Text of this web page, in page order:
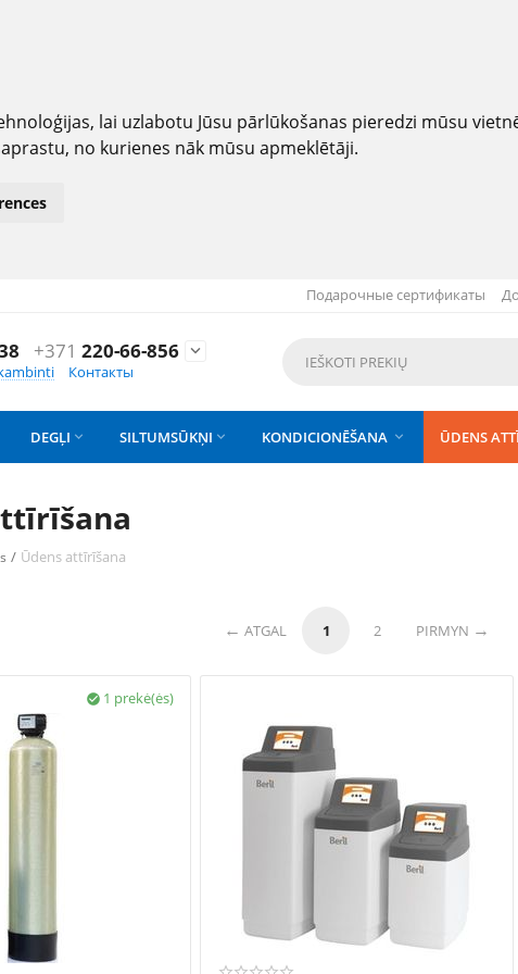
lai uzlabotu Jūsu pārlūkošanas pieredzi mūsu
no kurienes nāk mūsu apmeklētāji.
Подарочные сертификаты
+371 220-66-856

Контакты
DEGĻI  SILTUMSŪKŅI  KONDICIONĒŠANA  ŪDENS
/ Ūdens attīrīšana
ATGAL 1 2 PIRMYN
1 prekė(ės)
